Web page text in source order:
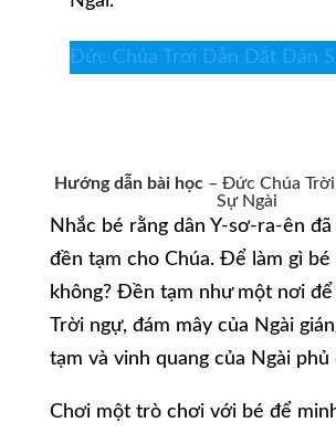
Đức Chúa Trời Dẫn Dắt Dân
Hướng dẫn bài học– Đức Chúa
Sự Ngài
Nhắc bé rằng dân Y-sơ-ra-ên
đền tạm cho Chúa. Để làm gì bé
không? Đền tạm như một nơi
Trời ngự, đám mây của Ngài
tạm và vinh quang của Ngài phủ
Chơi một trò chơi với bé để